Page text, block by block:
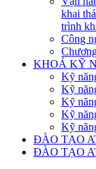
khai
trình
Công
KHOÁ KỸ
Kỹ
Kỹ
Kỹ
Kỹ
Kỹ
ĐÀO TẠO
ĐÀO TẠO